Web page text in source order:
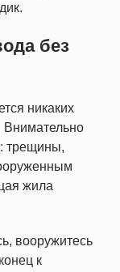
без
никаких
Внимательно
трещины,
жила
вооружитесь
к